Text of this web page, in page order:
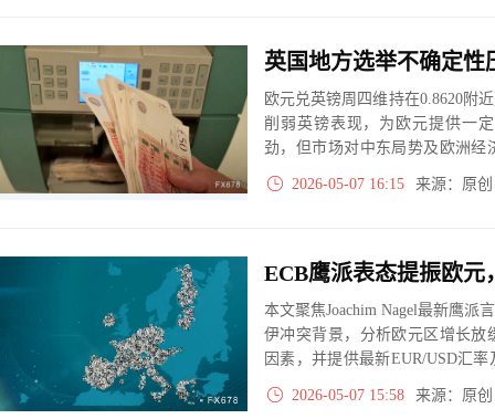
欧元兑英镑周四维持在0.8620附
削弱英镑表现，为欧元提供一
劲，但市场对中东局势及欧洲
空间。
2026-05-07 16:15 来源：原
本文聚焦Joachim Nagel最新鹰派
伊冲突背景，分析欧元区增长放
因素，并提供最新EUR/USD汇
考。
2026-05-07 15:58 来源：原